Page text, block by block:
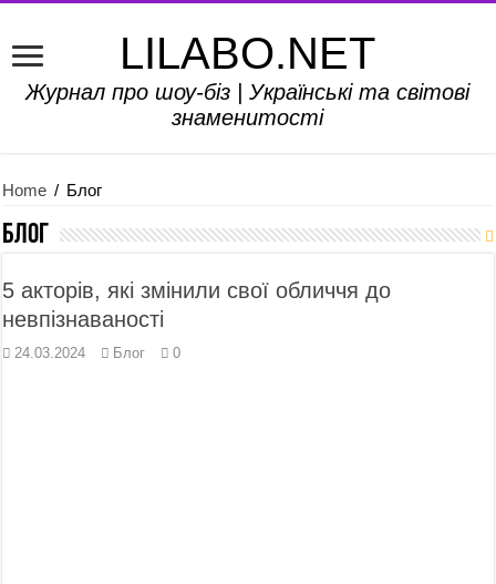
LILABO.NET
Журнал про шоу-біз | Українські та світові
знаменитості
Home / Блог
Блог
5 акторів, які змінили свої обличчя до
невпізнаваності
24.03.2024 Блог 0